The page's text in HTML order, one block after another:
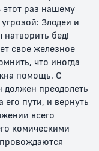
2
этот раз нашему
Злодеи и
бед!
свое железное
что иногда
помощь. С
преодолеть
пути, и вернуть
всего
комическими